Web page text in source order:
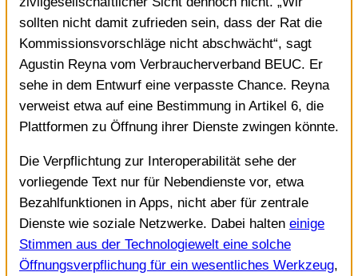
sollten nicht damit zufrieden sein, dass der Rat die
Kommissionsvorschläge nicht abschwächt“, sagt
Agustin Reyna vom Verbraucherverband BEUC. Er
sehe in dem Entwurf eine verpasste Chance. Reyna
verweist etwa auf eine Bestimmung in Artikel 6, die
Plattformen zu Öffnung ihrer Dienste zwingen könnte.
Die Verpflichtung zur Interoperabilität sehe der
vorliegende Text nur für Nebendienste vor, etwa
Bezahlfunktionen in Apps, nicht aber für zentrale
Dienste wie soziale Netzwerke. Dabei halten einige
Stimmen aus der Technologiewelt eine solche
Öffnungsverpflichung für ein wesentliches Werkzeug,